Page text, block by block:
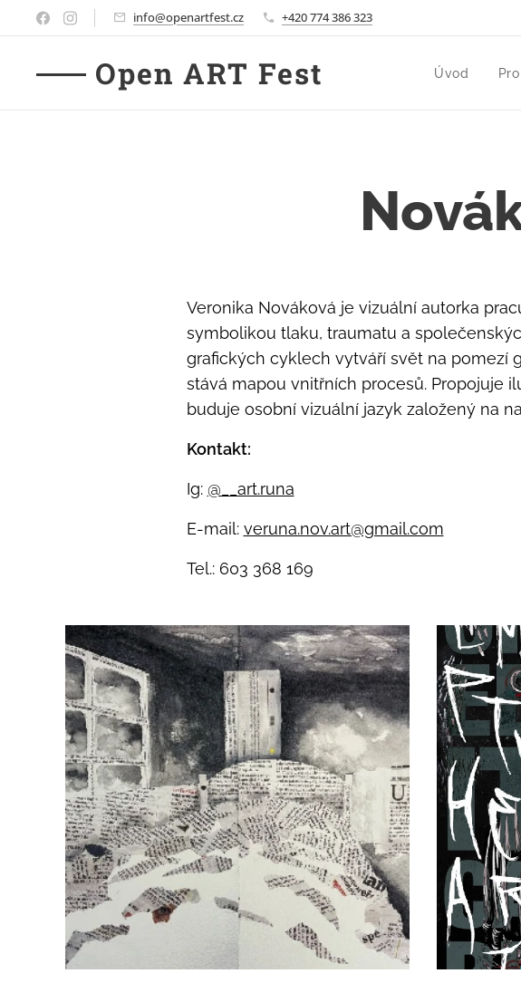
info@openartfest.cz +420 774 386 323
Open ART Fest Úvod
Veronika Nováková je vizuální autorka
symbolikou tlaku, traumatu a
grafických cyklech vytváří svět na pomezí
stává mapou vnitřních procesů. Propojuje
buduje osobní vizuální jazyk založený na
Kontakt:
Ig: @__art.runa
E-mail: veruna.nov.art@gmail.com
Tel.: 603 368 169